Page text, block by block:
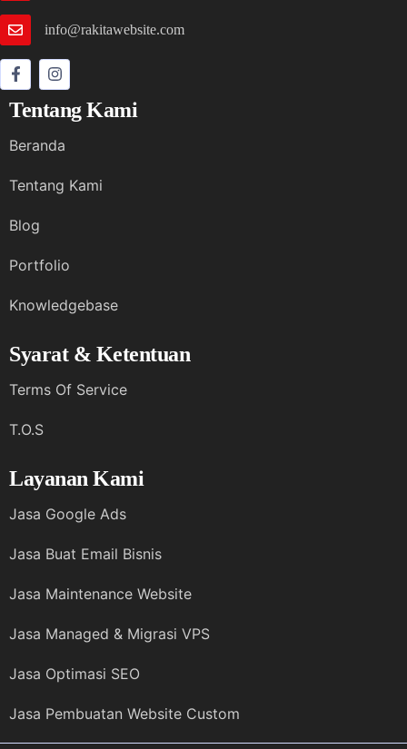
info@rakitawebsite.com
Tentang Kami
Beranda
Tentang Kami
Blog
Portfolio
Knowledgebase
Syarat & Ketentuan
Terms Of Service
T.O.S
Layanan Kami
Jasa Google Ads
Jasa Buat Email Bisnis
Jasa Maintenance Website
Jasa Managed & Migrasi VPS
Jasa Optimasi SEO
Jasa Pembuatan Website Custom